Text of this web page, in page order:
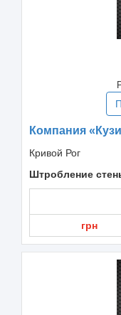
Компания
Кривой Рог
Штробление
грн